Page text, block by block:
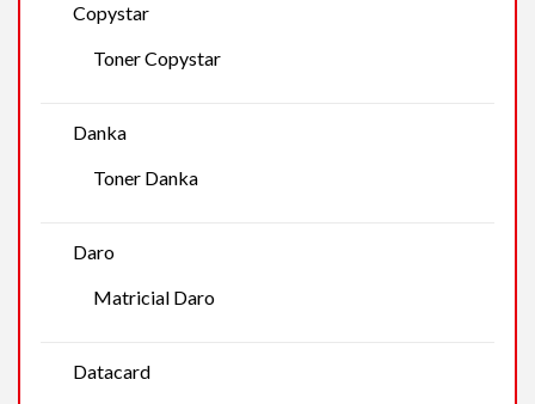
Copystar
Toner Copystar
Danka
Toner Danka
Daro
Matricial Daro
Datacard